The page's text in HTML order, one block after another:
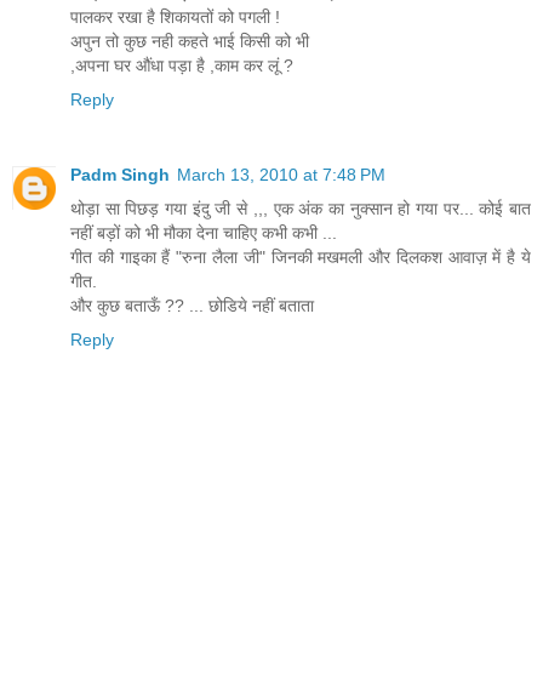
पालकर रखा है शिकायतों को पगली !
अपुन तो कुछ नही कहते भाई किसी को भी
,अपना घर औंधा पड़ा है ,काम कर लूं ?
Reply
Padm Singh March 13, 2010 at 7:48 PM
थोड़ा सा पिछड़ गया इंदु जी से ,,, एक अंक का नुक्सान हो गया पर... कोई बात
नहीं बड़ों को भी मौका देना चाहिए कभी कभी ...
गीत की गाइका हैं "रुना लैला जी" जिनकी मखमली और दिलकश आवाज़ में है ये
गीत.
और कुछ बताऊँ ?? ... छोडिये नहीं बताता
Reply